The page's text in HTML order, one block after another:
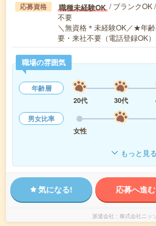
応募資格 職種未経験OK / ブランクOK
不要
＼無資格＊未経験OK／★年
要・来社不要（電話登録OK
職場の雰囲気
年齢層
20代
30代
男女比率
女性
もっと見る
気になる! 応募へ進む
派遣会社 株式会社ニッ